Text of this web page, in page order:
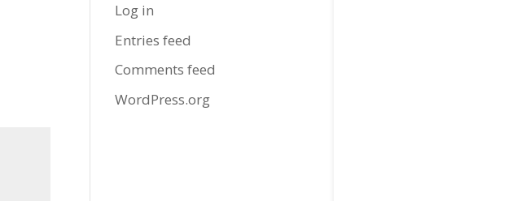
Log in
Entries feed
Comments feed
WordPress.org